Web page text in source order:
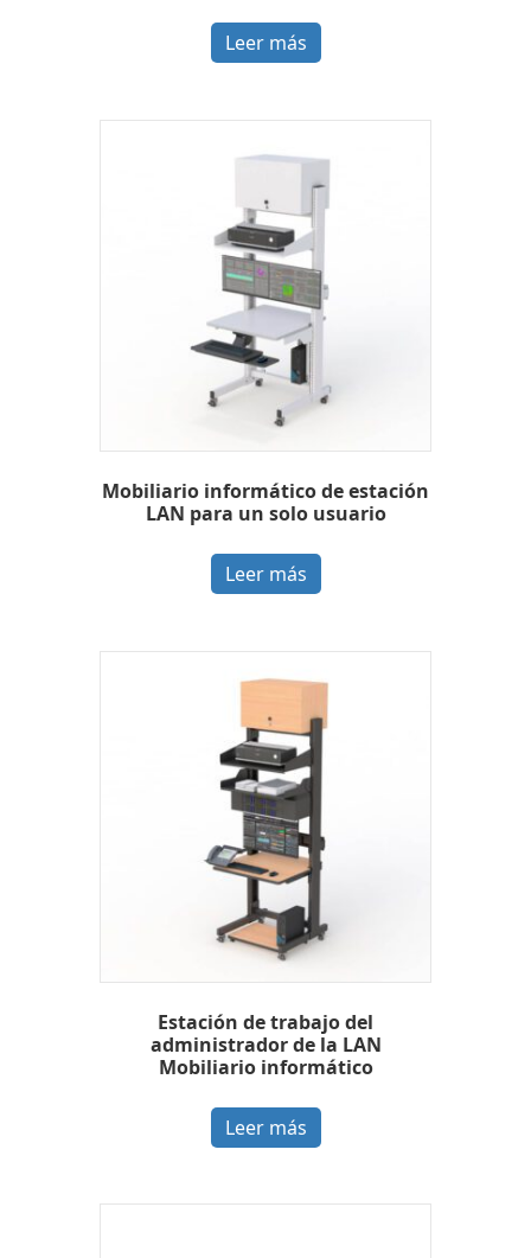
Leer más
Mobiliario informático de estación
LAN para un solo usuario
Leer más
Estación de trabajo del
administrador de la LAN
Mobiliario informático
Leer más